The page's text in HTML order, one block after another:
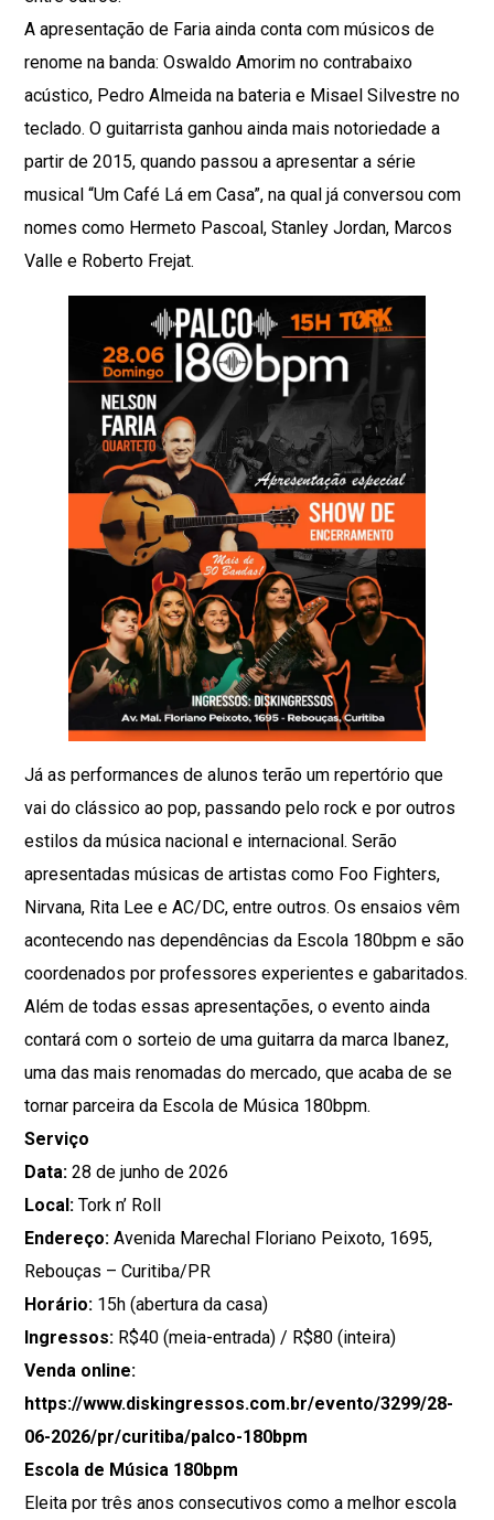
A apresentação de Faria ainda conta com músicos de
renome na banda: Oswaldo Amorim no contrabaixo
acústico, Pedro Almeida na bateria e Misael Silvestre no
teclado. O guitarrista ganhou ainda mais notoriedade a
partir de 2015, quando passou a apresentar a série
musical “Um Café Lá em Casa”, na qual já conversou com
nomes como Hermeto Pascoal, Stanley Jordan, Marcos
Valle e Roberto Frejat.
Já as performances de alunos terão um repertório que
vai do clássico ao pop, passando pelo rock e por outros
estilos da música nacional e internacional. Serão
apresentadas músicas de artistas como Foo Fighters,
Nirvana, Rita Lee e AC/DC, entre outros. Os ensaios vêm
acontecendo nas dependências da Escola 180bpm e são
coordenados por professores experientes e gabaritados.
Além de todas essas apresentações, o evento ainda
contará com o sorteio de uma guitarra da marca Ibanez,
uma das mais renomadas do mercado, que acaba de se
tornar parceira da Escola de Música 180bpm.
Serviço
Data: 28 de junho de 2026
Local: Tork n’ Roll
Endereço: Avenida Marechal Floriano Peixoto, 1695,
Rebouças – Curitiba/PR
Horário: 15h (abertura da casa)
Ingressos: R$40 (meia-entrada) / R$80 (inteira)
Venda online:
https://www.diskingressos.com.br/evento/3299/28-
06-2026/pr/curitiba/palco-180bpm
Escola de Música 180bpm
Eleita por três anos consecutivos como a melhor escola